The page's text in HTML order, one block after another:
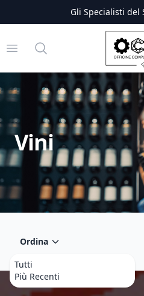
Gli Specialisti del
Open menu
Search
Officine
Vini
Ordina
Tutti
Più Recenti